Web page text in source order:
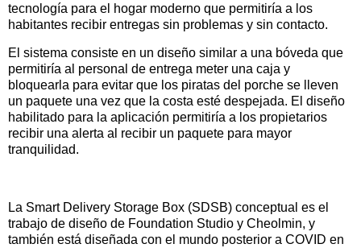
tecnología para el hogar moderno que permitiría a los
habitantes recibir entregas sin problemas y sin contacto.
El sistema consiste en un diseño similar a una bóveda que
permitiría al personal de entrega meter una caja y
bloquearla para evitar que los piratas del porche se lleven
un paquete una vez que la costa esté despejada. El diseño
habilitado para la aplicación permitiría a los propietarios
recibir una alerta al recibir un paquete para mayor
tranquilidad.
La Smart Delivery Storage Box (SDSB) conceptual es el
trabajo de diseño de Foundation Studio y Cheolmin, y
también está diseñada con el mundo posterior a COVID en